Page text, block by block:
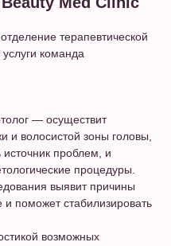
терапевтической
команда
— осуществит
и волосистой зоны головы,
проблем, и
процедуры.
выявит причины
поможет стабилизировать
возможных